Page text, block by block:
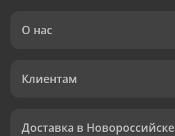
О нас
Клиентам
Доставка в Новороссийске